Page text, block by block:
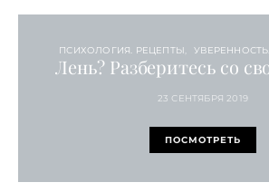
ПСИХОЛОГИЯ. РЕЦЕПТЫ
Лень? Разберитесь со
23 СЕНТЯБРЯ 2019
ПОСМОТРЕТЬ